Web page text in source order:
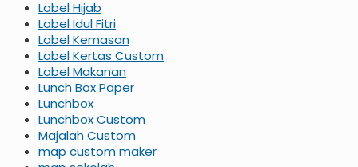
Label Hijab
Label Idul Fitri
Label Kemasan
Label Kertas Custom
Label Makanan
Lunch Box Paper
Lunchbox
Lunchbox Custom
Majalah Custom
map custom maker